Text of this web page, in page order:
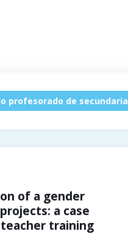
profesorado de secundaria
of a gender
a case
training